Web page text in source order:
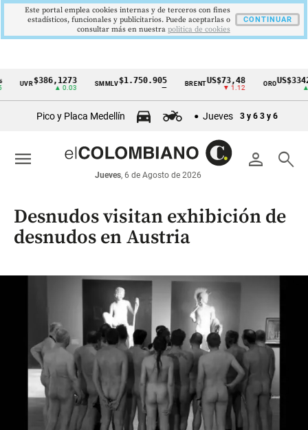
Cintillo
económicos
Colombia
▲ 0.03
SMMLV $1.750.905 BRENT US$73,48
▼ 1.12
OROUS$3342,60
▲ 8.20
Pico y Placa Medellín Jueves 3 y 6 3 y 6
person search
Jueves, 6 de Agosto de 2026
menu
Desnudos visitan exhibición de
desnudos en Austria
Este portal emplea cookies internas y de terceros con fines
estadísticos, funcionales y publicitarios. Puede aceptarlas o
consultar más en nuestra politica de cookies
CONTINUAR